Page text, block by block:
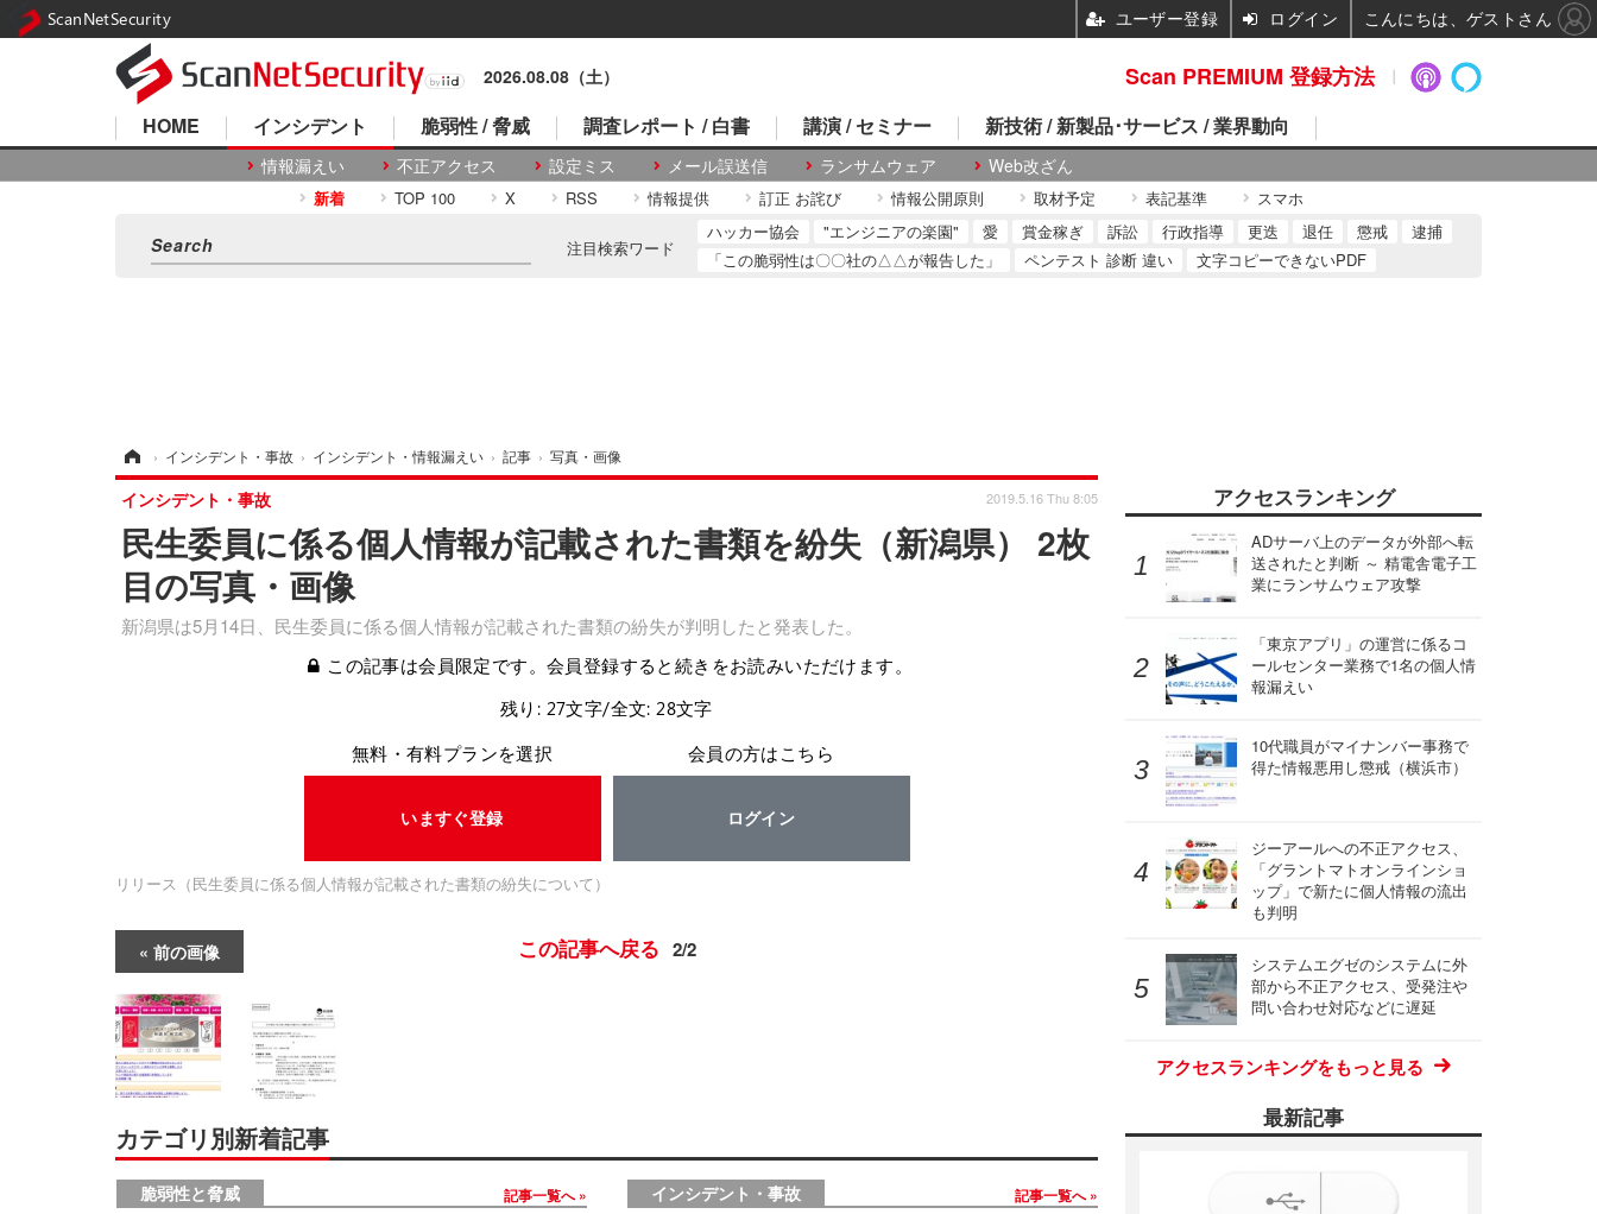
2026.08.08（土）
HOME インシデント
情報漏えい 不正アクセス 設定ミス メール誤送信 ランサムウェア Web改ざん
脆弱性 / 脅威 調査レポート / 白書 講演 / セミナー 新技術 / 新製品･サービス / 業界動向
新着 TOP 100 X RSS 情報提供 訂正 お詫び 情報公開原則 取材予定 表記基準 スマホ
注目検索ワード
ハッカー協会 "エンジニアの楽園" 愛 賞金稼ぎ 訴訟 行政指導 更迭 退任 懲戒
逮捕
「この脆弱性は〇〇社の△△が報告した」
ペンテスト 診断 違い 文字コピーできないPDF
› インシデント・事故 › インシデント・情報漏えい › 記事 › 写真・画像
民生委員に係る個人情報が記載された書類を紛失（新潟県） 2枚
目の写真・画像
新潟県は5月14日、民生委員に係る個人情報が記載された書類の紛失が判明したと発表した。
インシデント・事故 2019.5.16 Thu 8:05
この記事は会員限定です。会員登録すると続きをお読みいただけます。
残り: 27文字/全文: 28文字
無料・有料プランを選択
いますぐ登録
会員の方はこちら
ログイン
リリース（民生委員に係る個人情報が記載された書類の紛失について）
前の画像 この記事へ戻る 2/2
カテゴリ別新着記事
脆弱性と脅威 記事一覧へ インシデント・事故 記事一覧へ
アクセスランキング
ADサーバ上のデータが外部へ転
送されたと判断 ～ 精電舎電子工
業にランサムウェア攻撃
「東京アプリ」の運営に係るコ
ールセンター業務で1名の個人情
報漏えい
10代職員がマイナンバー事務で
得た情報悪用し懲戒（横浜市）
ジーアールへの不正アクセス、
「グラントマトオンラインショ
ップ」で新たに個人情報の流出
も判明
システムエグゼのシステムに外
部から不正アクセス、受発注や
問い合わせ対応などに遅延
アクセスランキングをもっと見る
最新記事
Scan PREMIUM 登録方法
ScanNetSecurity ユーザー登録 ログイン こんにちは、ゲストさん